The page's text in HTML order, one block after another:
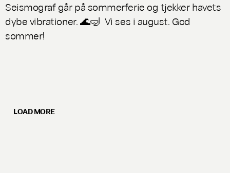
Seismograf går på sommerferie og tjekker havets
dybe vibrationer. 🌊🤿 Vi ses i august. God
sommer!
LOAD MORE